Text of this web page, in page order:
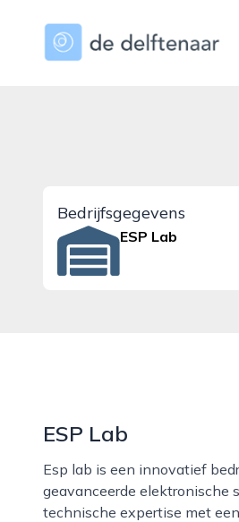
dedelftenaar.nl
Bedrijfsgegevens
ESP Lab
ESP Lab
Esp lab is een innovatief bedrijf in delft dat zich richt op het ontwikkelen en testen van
geavanceerde elektronische
technische expertise met